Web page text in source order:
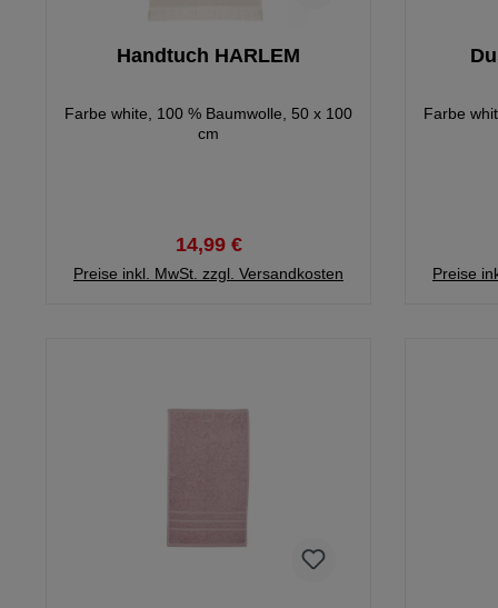
Handtuch HARLEM
Farbe white, 100 % Baumwolle, 50 x 100
cm
14,99 €
Preise inkl. MwSt. zzgl. Versandkosten
Farbe
Preise